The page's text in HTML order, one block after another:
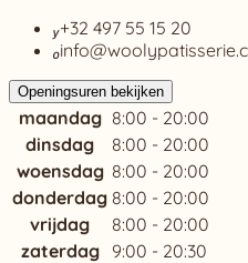
+32 497 55 15 20

Openingsuren bekijken
maandag 8:00 - 20:00
dinsdag
8:00 - 20:00
woensdag 8:00 - 20:00
donderdag 8:00 - 20:00
vrijdag
8:00 - 20:00
zaterdag
9:00 - 20:30